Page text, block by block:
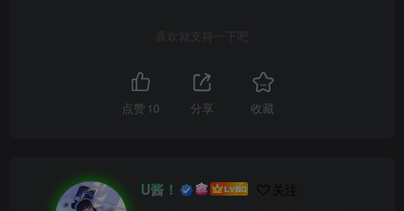
喜欢就支持一下吧
点赞 10 分享 收藏
U酱！ 关注